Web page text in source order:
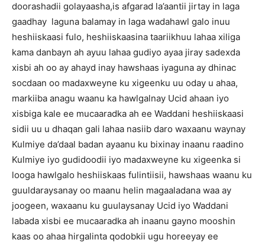
doorashadii golayaasha,is afgarad la’aantii jirtay in laga
gaadhay laguna balamay in laga wadahawl galo inuu
heshiiskaasi fulo, heshiiskaasina taariikhuu lahaa xiliga
kama danbayn ah ayuu lahaa gudiyo ayaa jiray sadexda
xisbi ah oo ay ahayd inay hawshaas iyaguna ay dhinac
socdaan oo madaxweyne ku xigeenku uu oday u ahaa,
markiiba anagu waanu ka hawlgalnay Ucid ahaan iyo
xisbiga kale ee mucaaradka ah ee Waddani heshiiskaasi
sidii uu u dhaqan gali lahaa nasiib daro waxaanu waynay
Kulmiye da’daal badan ayaanu ku bixinay inaanu raadino
Kulmiye iyo gudidoodii iyo madaxweyne ku xigeenka si
looga hawlgalo heshiiskaas fulintiisii, hawshaas waanu ku
guuldaraysanay oo maanu helin magaaladana waa ay
joogeen, waxaanu ku guulaysanay Ucid iyo Waddani
labada xisbi ee mucaaradka ah inaanu gayno mooshin
kaas oo ahaa hirgalinta qodobkii ugu horeeyay ee